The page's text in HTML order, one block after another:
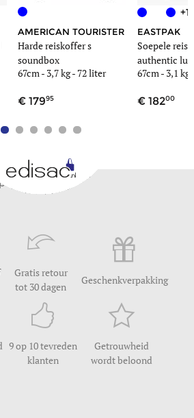
AMERICAN TOURISTER
Harde reiskoffer s
soundbox
67cm - 3,7 kg- 72 liter
17995
+1
EASTPAK
Soepele
authentic
67cm - 3,1 kg
18200
Gratis retour
tot 30 dagen
Geschenkverpakking
9 op 10 tevreden
klanten
Getrouwheid
wordt beloond